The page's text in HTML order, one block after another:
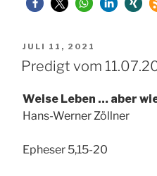
VERÖFFENTLICHT
AM
JULI 11, 2021
Predigt vom
Weise Leben … aber
Hans-Werner Zöllner
Epheser 5,15-20